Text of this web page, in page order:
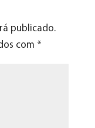
publicado.
com *